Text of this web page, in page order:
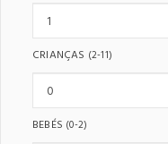
CRIANÇAS (2-11)
BEBÉS (0-2)